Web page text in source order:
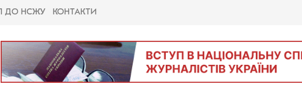
ДО НСЖУ КОНТАКТИ